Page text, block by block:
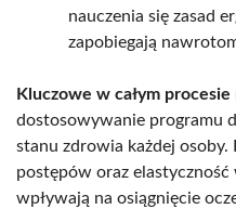
nauczenia się zasad
zapobiegają
Kluczowe w całym
dostosowywanie programu
stanu zdrowia każdej
postępów oraz
wpływają na osiągnięcie